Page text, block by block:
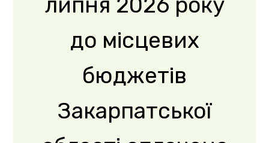
туристичного
збору, що на ...
Read More